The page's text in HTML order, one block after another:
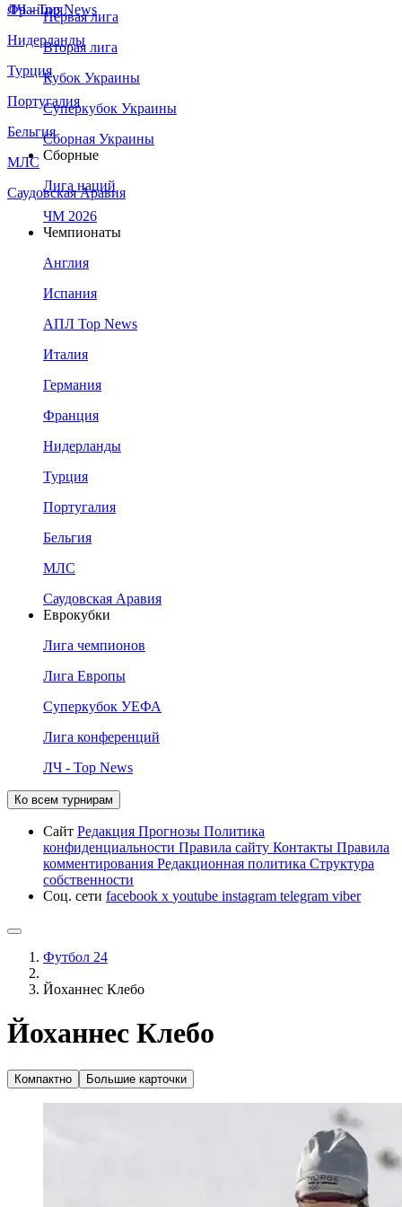
Франция
Нидерланды
Турция
Португалия
Бельгия
МЛС
Саудовская Аравия
ЛЧ - Top News
Первая лига
Вторая лига
Кубок Украины
Суперкубок Украины
Сборная Украины
Сборные
Лига наций
ЧМ 2026
Чемпионаты
Англия
Испания
АПЛ Top News
Италия
Германия
Франция
Нидерланды
Турция
Португалия
Бельгия
МЛС
Саудовская Аравия
Еврокубки
Лига чемпионов
Лига Европы
Суперкубок УЕФА
Лига конференций
ЛЧ - Top News
Ко всем турнирам
Сайт Редакция Прогнозы Политика
конфиденциальности Правила сайту Контакты Правила
комментирования Редакционная политика Структура
собственности
Соц. сети facebook x youtube instagram telegram viber
Футбол 24
Йоханнес Клебо
Йоханнес Клебо
Компактно Большие карточки